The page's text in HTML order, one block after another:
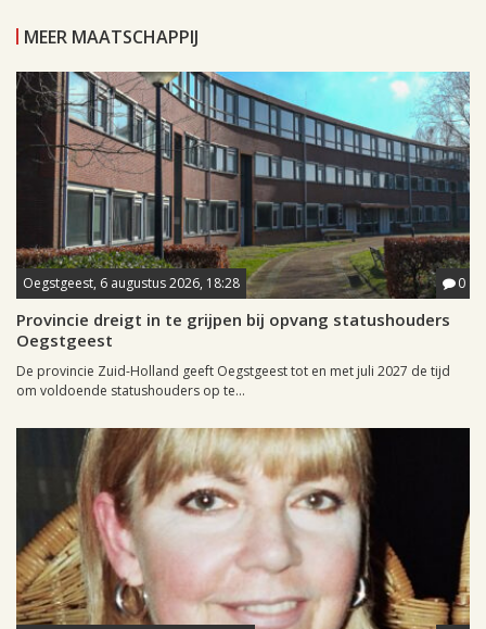
MEER MAATSCHAPPIJ
Oegstgeest, 6 augustus 2026, 18:28 0
Provincie dreigt in te grijpen bij opvang statushouders
Oegstgeest
De provincie Zuid-Holland geeft Oegstgeest tot en met juli 2027 de tijd
om voldoende statushouders op te...